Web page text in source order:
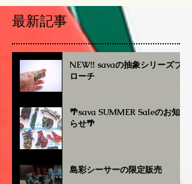
最新記事
NEW‼︎ savaの抽象シリーズブ
ローチ
🌴sava SUMMER Saleのお知
らせ🌴
島彩シーサーの限定販売